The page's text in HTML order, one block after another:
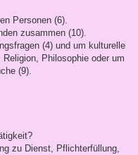
Personen (6).
zusammen (10).
(4) und um kulturelle
Philosophie oder um
(9).
zu Dienst, Pflichterfüllung,